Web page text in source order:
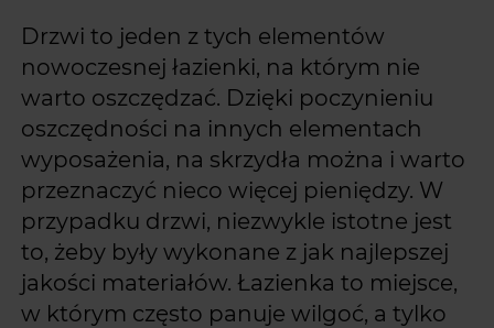
Drzwi to jeden z tych elementów
nowoczesnej łazienki, na którym nie
warto oszczędzać. Dzięki poczynieniu
oszczędności na innych elementach
wyposażenia, na skrzydła można i warto
przeznaczyć nieco więcej pieniędzy. W
przypadku drzwi, niezwykle istotne jest
to, żeby były wykonane z jak najlepszej
jakości materiałów. Łazienka to miejsce,
w którym często panuje wilgoć, a tylko